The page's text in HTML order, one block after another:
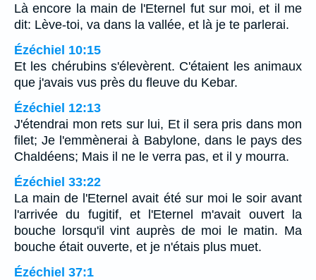
Là encore la main de l'Eternel fut sur moi, et il me
dit: Lève-toi, va dans la vallée, et là je te parlerai.
Ézéchiel 10:15
Et les chérubins s'élevèrent. C'étaient les animaux
que j'avais vus près du fleuve du Kebar.
Ézéchiel 12:13
J'étendrai mon rets sur lui, Et il sera pris dans mon
filet; Je l'emmènerai à Babylone, dans le pays des
Chaldéens; Mais il ne le verra pas, et il y mourra.
Ézéchiel 33:22
La main de l'Eternel avait été sur moi le soir avant
l'arrivée du fugitif, et l'Eternel m'avait ouvert la
bouche lorsqu'il vint auprès de moi le matin. Ma
bouche était ouverte, et je n'étais plus muet.
Ézéchiel 37:1